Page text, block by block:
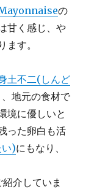
の
甘く感じ、や
す。
土不二(しんど
地元の食材で
境に優しいと
った卵白も活
)にもなり、
介していま